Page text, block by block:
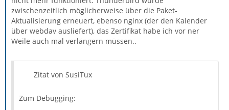
zwischenzeitlich möglicherweise über die Paket-
Aktualisierung erneuert, ebenso nginx (der den Kalender
über webdav ausliefert), das Zertifikat habe ich vor ner
Weile auch mal verlängern müssen..
Zitat von SusiTux
Zum Debugging: